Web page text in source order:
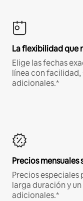
La flexibilidad que
Elige las fechas
línea con
adicionales.*
Precios mensuales
Precios
larga duración y
adicionales.*